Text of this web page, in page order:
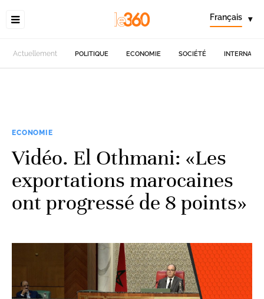
Français ▾
Actuellement POLITIQUE ECONOMIE SOCIÉTÉ
ECONOMIE
Vidéo. El Othmani: «Les
exportations marocaines
ont progressé de 8 points»